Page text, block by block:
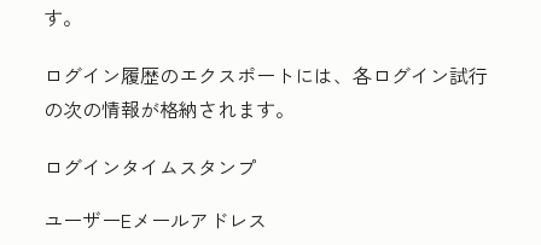
す。
ログイン履歴のエクスポートには、各ログイン試行
の次の情報が格納されます。
ログインタイムスタンプ
ユーザーEメールアドレス